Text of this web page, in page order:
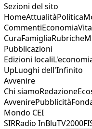
Sezioni del sito
HomeAttualitàPolitica
CommentiEconomia
CuraFamigliaRubriche
Pubblicazioni
Edizioni locali
UpLuoghi dell'Infinito
Avvenire
Chi siamoRedazione
AvvenirePubblicità
Mondo CEI
SIRRadio InBluTV2000